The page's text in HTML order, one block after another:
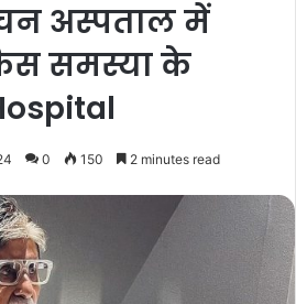
अस्पताल में
समस्या के
0 150 2 minutes read